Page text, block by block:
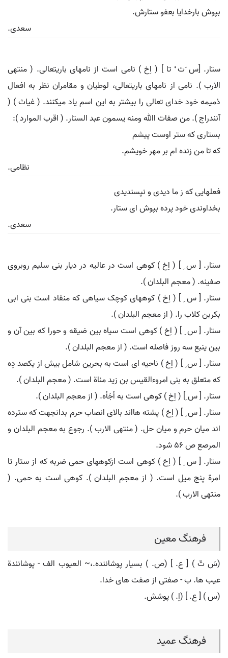
بپوش بارخدایا بعفو ستارش.
سعدی.
ستار. [س َت ْ تا ] ( اِخ ) نامی است از نامهای باریتعالی. ( منتهی
الارب ). نامی از نامهای باریتعالی، لوطیان و مقامران نظر به افعال
ذمیمه خود خدای تعالی را بیشتر به این اسم یاد میکنند. ( غیاث ) (
آنندراج ). من صفات اﷲ ومنه یسمون عبد الستار. ( اقرب الموارد ):
بستاری که ستر اوست پیشم
که تا من زنده ام بر مهر خویشم.
نظامی.
فعلهایی که ز ما دیدی و نپسندیدی
بخداوندی خود پرده بپوش ای ستار.
سعدی.
ستار. [ س ِ ] ( اِخ ) کوهی است در عالیه در دیار بنی سلیم روبروی
صفینه. ( معجم البلدان ).
ستار. [ س ِ ] ( اِخ ) کوههای کوچک سیاهی که منقاد است بنی ابی
بکربن کلاب را. ( از معجم البلدان ).
ستار. [ س ِ ] ( اِخ ) کوهی است سیاه بین ضیقه و حورا که بین آن و
بین ینبع سه روز فاصله است. ( از معجم البلدان ).
ستار. [ س ِ ] ( اِخ ) ناحیه ای است به بحرین شامل بیش از یکصد دِه
که متعلق به بنی امروءالقیس بن زید مناة است. ( معجم البلدان ).
ستار. [ س ِ] ( اِخ ) کوهی است به أجَأه. ( از معجم البلدان ).
ستار. [ س ِ ] ( اِخ ) پشته هااند بالای انصاب حرم بدانجهت که سترده
اند میان حرم و میان حل. ( منتهی الارب ). رجوع به معجم البلدان و
المرصع ص 56 شود.
ستار. [ س ِ ] ( اِخ ) کوهی است ازکوههای حمی ضربه که از ستار تا
امرة پنج میل است. ( از معجم البلدان ). کوهی است به حمی. (
منتهی الارب ).
فرهنگ معین
(سَ تّ ) [ ع. ] (ص. ) بسیار پوشاننده.،~ العیوب الف - پوشانندة
عیب ها. ب - صفتی از صفت های خدا.
(س ) [ ع. ] (اِ. ) پوشش.
فرهنگ عمید